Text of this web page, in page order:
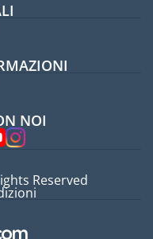
NOI
Reserved